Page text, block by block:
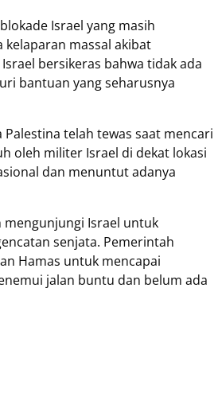
Israel yang masih
kelaparan massal akibat
bersikeras bahwa tidak ada
bantuan yang seharusnya
telah tewas saat mencari
oleh militer Israel di dekat lokasi
dan menuntut adanya
mengunjungi Israel untuk
senjata. Pemerintah
Hamas untuk mencapai
jalan buntu dan belum ada